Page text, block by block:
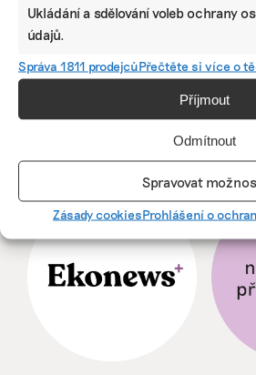
Ukládání a sdělování voleb ochrany
údajů.
Správa 1811 prodejcůPřečtěte si více o
Příjmout
Odmítnout
Spravovat
Zásady cookiesProhlášení o
BRANDNEWS
Ani trend, ani
způsob, jak řídit firmu
její hodnotu, říká